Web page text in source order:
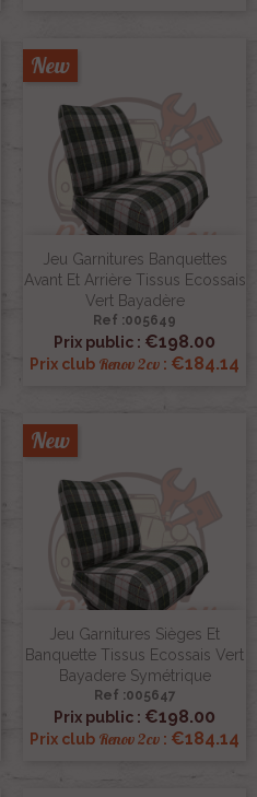
Jeu Garnitures Banquettes
Avant Et Arrière Tissus Ecossais
Vert Bayadère
Ref :005649
Prix public : €198.00
Prix club Renov 2cv : €184.14
New
Jeu Garnitures Sièges Et
Banquette Tissus Ecossais Vert
Bayadere Symétrique
Ref :005647
Prix public : €198.00
Prix club Renov 2cv : €184.14
New